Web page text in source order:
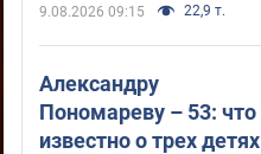
9.08.2026 09:15 22,9 т.
Александру
Пономареву – 53: что
известно о трех детях